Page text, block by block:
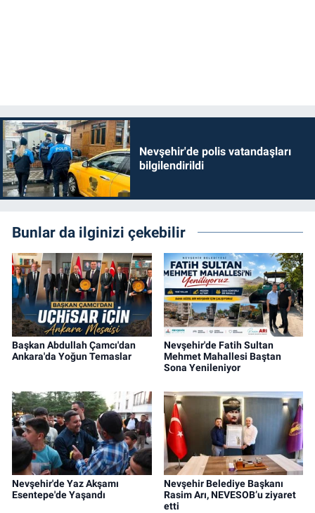
Nevşehir'de polis vatandaşları
bilgilendirildi
Bunlar da ilginizi çekebilir
Başkan Abdullah Çamcı'dan
Ankara'da Yoğun Temaslar
Nevşehir'de Fatih Sultan
Mehmet Mahallesi Baştan
Sona Yenileniyor
Nevşehir'de Yaz Akşamı
Esentepe'de Yaşandı
Nevşehir Belediye Başkanı
Rasim Arı, NEVESOB’u ziyaret
etti